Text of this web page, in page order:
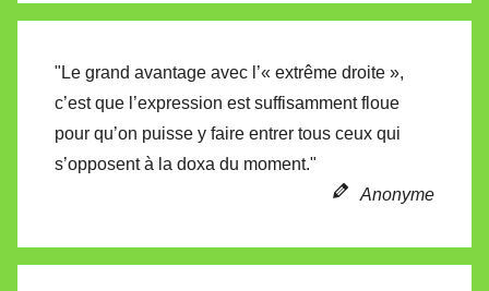
"Le grand avantage avec l’« extrême droite »,
c’est que l’expression est suffisamment floue
pour qu’on puisse y faire entrer tous ceux qui
s’opposent à la doxa du moment."
Anonyme